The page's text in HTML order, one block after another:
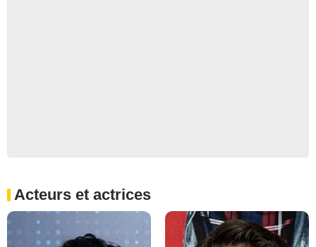
Acteurs et actrices